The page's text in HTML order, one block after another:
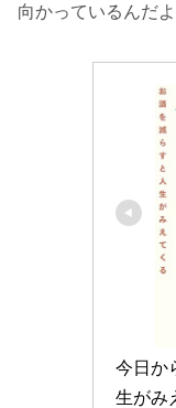
向かっているんだよ
今日か
生がみ